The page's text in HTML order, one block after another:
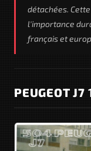
détachées.
l'importance
français et
PEUGEOT J7